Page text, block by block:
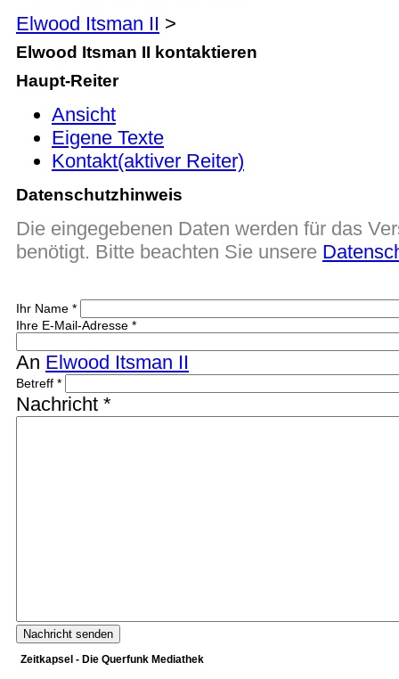
Elwood Itsman II >
Elwood Itsman II kontaktieren
Haupt-Reiter
Ansicht
Eigene Texte
Kontakt(aktiver Reiter)
Datenschutzhinweis
Die eingegebenen Daten werden für das
benötigt. Bitte beachten Sie unsere
Ihr Name *
Ihre E-Mail-Adresse *
An Elwood Itsman II
Betreff *
Nachricht *
Zeitkapsel - Die Querfunk Mediathek